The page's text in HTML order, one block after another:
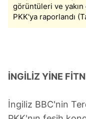
görüntüleri ve
PKK'ya raporlandı
İNGİLİZ YİNE
İngiliz BBC'nin